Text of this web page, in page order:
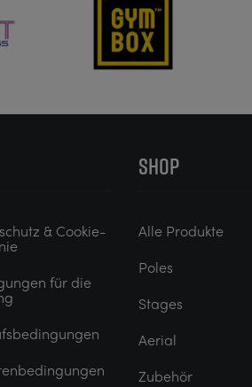
& Cookie-
für die
SHOP
Alle Produkte
Poles
Stages
Aerial
Zubehör